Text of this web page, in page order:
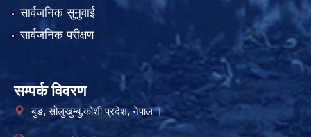
सार्वजनिक सुनुवाई
सार्वजनिक परीक्षण
सम्पर्क विवरण
बुङ, सोलुखुम्बु,कोशी प्रदेश, नेपाल ।